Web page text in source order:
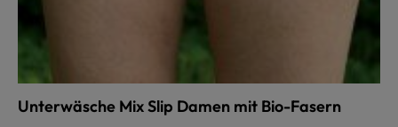
Unterwäsche Mix Slip Damen mit Bio-Fasern